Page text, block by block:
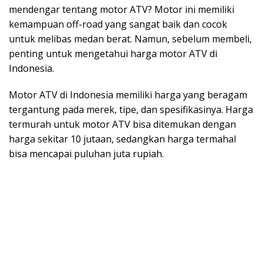
mendengar tentang motor ATV? Motor ini memiliki
kemampuan off-road yang sangat baik dan cocok
untuk melibas medan berat. Namun, sebelum membeli,
penting untuk mengetahui harga motor ATV di
Indonesia.
Motor ATV di Indonesia memiliki harga yang beragam
tergantung pada merek, tipe, dan spesifikasinya. Harga
termurah untuk motor ATV bisa ditemukan dengan
harga sekitar 10 jutaan, sedangkan harga termahal
bisa mencapai puluhan juta rupiah.